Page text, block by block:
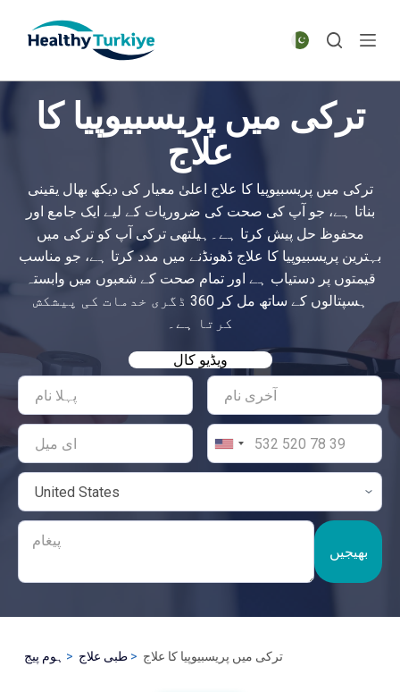
p
n
ترکی میں پریسبیوپیا کا
علاج
ترکی میں پریسبیوپیا کا علاج اعلیٰ معیار کی دیکھ بھال یقینی
بناتا ہے، جو آپ کی صحت کی ضروریات کے لیے ایک جامع اور
محفوظ حل پیش کرتا ہے۔ہیلتھی ترکی آپ کو ترکی میں
بہترین پریسبیوپیا کا علاج ڈھونڈنے میں مدد کرتا ہے، جو مناسب
قیمتوں پر دستیاب ہے اور تمام صحت کے شعبوں میں وابستہ
ہسپتالوں کے ساتھ مل کر 360 ڈگری خدمات کی پیشکش
کرتا ہے۔
ویڈیو کال
بھیجیں
ہوم پیج طبی علاج ترکی میں پریسبیوپیا کا علاج